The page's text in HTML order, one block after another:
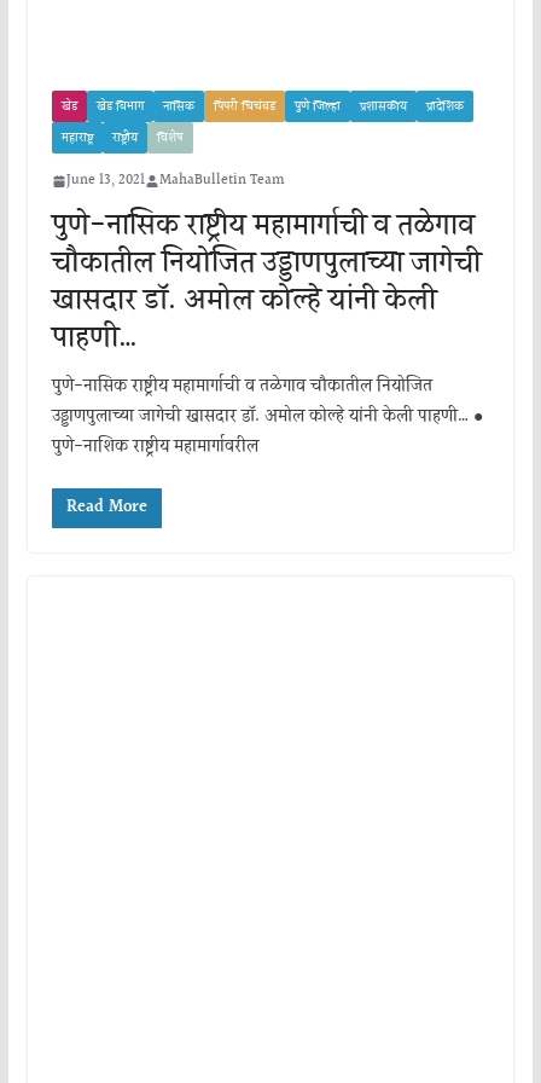
खेड खेड विभाग नासिक पिंपरी चिचंवड पुणे जिल्हा प्रशासकीय
प्रादेशिक
महाराष्ट्र
राष्ट्रीय विशेष
June 13, 2021 MahaBulletin Team
पुणे-नासिक राष्ट्रीय महामार्गाची व तळेगाव
चौकातील नियोजित उड्डाणपुलाच्या जागेची
खासदार डॉ. अमोल कोल्हे यांनी केली
पाहणी…
पुणे-नासिक राष्ट्रीय महामार्गाची व तळेगाव चौकातील नियोजित
उड्डाणपुलाच्या जागेची खासदार डॉ. अमोल कोल्हे यांनी केली पाहणी… ●
पुणे-नाशिक राष्ट्रीय महामार्गावरील
Read More